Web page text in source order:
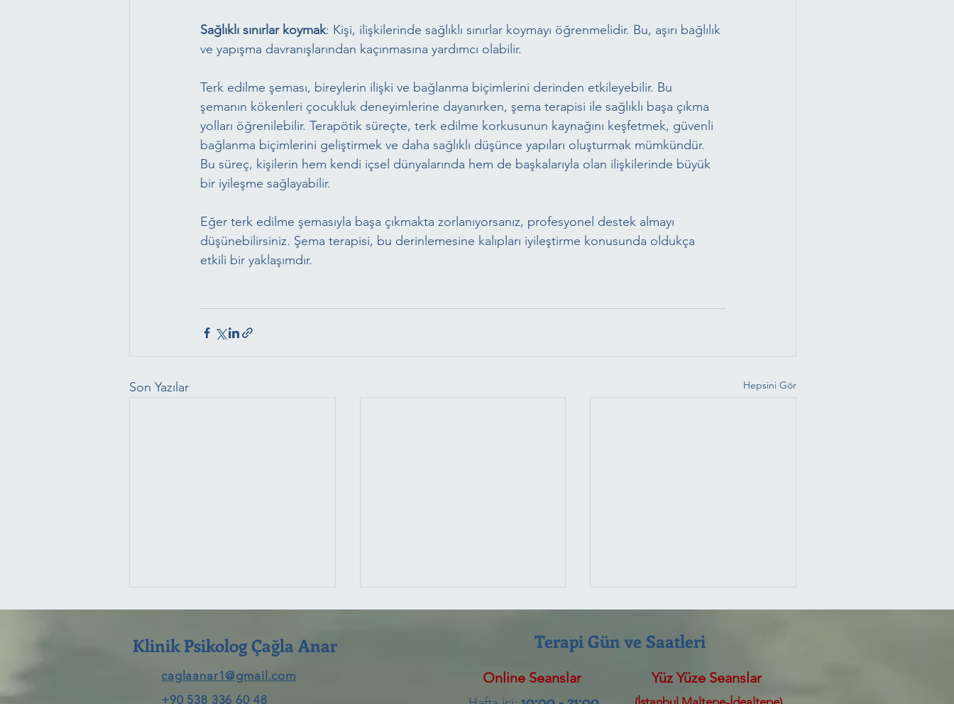
Sağlıklı sınırlar koymak: Kişi, ilişkilerinde sağlıklı sınırlar koymayı öğrenmelidir. Bu, aşırı bağlılık
ve yapışma davranışlarından kaçınmasına yardımcı olabilir.
Terk edilme şeması, bireylerin ilişki ve bağlanma biçimlerini derinden etkileyebilir. Bu
şemanın kökenleri çocukluk deneyimlerine dayanırken, şema terapisi ile sağlıklı başa çıkma
yolları öğrenilebilir. Terapötik süreçte, terk edilme korkusunun kaynağını keşfetmek, güvenli
bağlanma biçimlerini geliştirmek ve daha sağlıklı düşünce yapıları oluşturmak mümkündür.
Bu süreç, kişilerin hem kendi içsel dünyalarında hem de başkalarıyla olan ilişkilerinde büyük
bir iyileşme sağlayabilir.
Eğer terk edilme şemasıyla başa çıkmakta zorlanıyorsanız, profesyonel destek almayı
düşünebilirsiniz. Şema terapisi, bu derinlemesine kalıpları iyileştirme konusunda oldukça
etkili bir yaklaşımdır.
Son Yazılar Hepsini Gör
Klinik Psikolog Çağla Anar
caglaanar1@gmail.com
+90 538 336 60 48
Online Seanslar Yüz Yüze Seanslar
Terapi Gün ve Saatleri